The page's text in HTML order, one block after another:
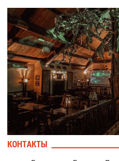
КОН­ТАК­ТЫ